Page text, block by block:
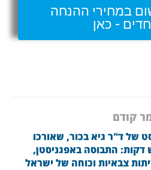
במחירי ההנחה
- כאן
קודם
של ד"ר גיא בכור, שאורכו
התבוסה באפגניסטן,
צבאיות וכוחה של ישראל